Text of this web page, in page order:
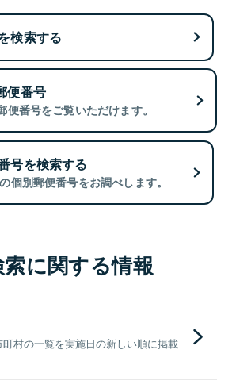
検索する
便番号
便番号をご覧いただけます。
号を検索する
個別郵便番号をお調べします。
に関する情報
村の一覧を実施日の新しい順に掲載